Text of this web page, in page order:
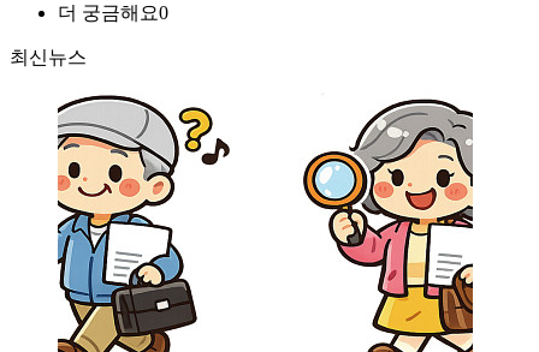
더 궁금해요0
최신뉴스